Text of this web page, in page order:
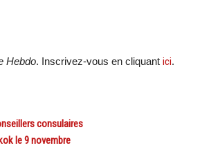
Hebdo. Inscrivez-vous en cliquant ici.
consulaires
le 9 novembre